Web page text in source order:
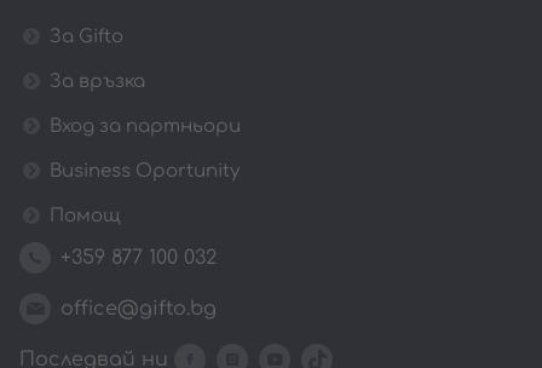
За Gifto
За връзка
Вход за партньори
Business Oportunity
Помощ
+359 877 100 032
office@gifto.bg
Последвай ни